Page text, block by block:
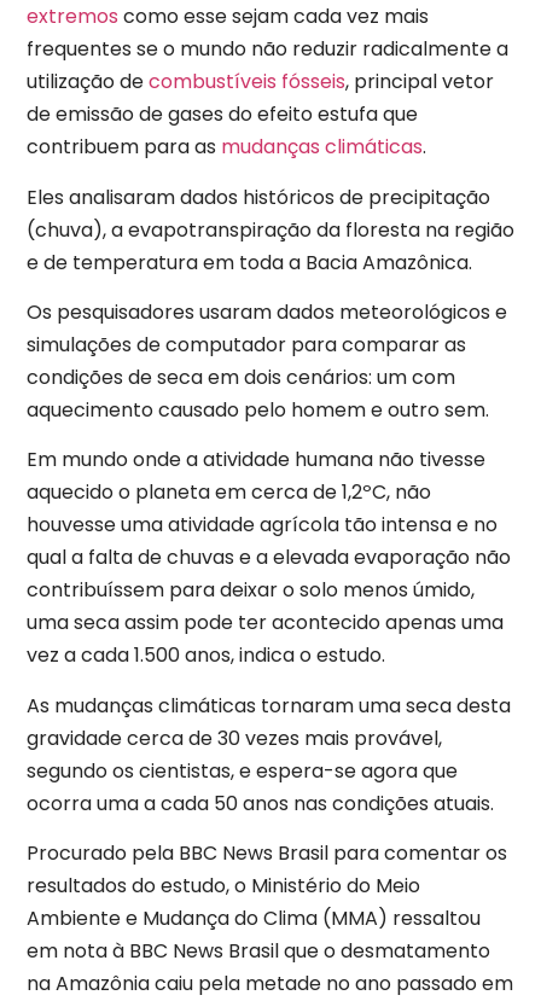
extremos como esse sejam cada vez mais
frequentes se o mundo não reduzir radicalmente a
utilização decombustíveis fósseis, principal vetor
de emissão de gases do efeito estufa que
contribuem para as mudanças climáticas.
Eles analisaram dados históricos de precipitação
(chuva), a evapotranspiração da floresta na região
e de temperatura em toda a Bacia Amazônica.
Os pesquisadores usaram dados meteorológicos e
simulações de computador para comparar as
condições de seca em dois cenários: um com
aquecimento causado pelo homem e outro sem.
Em mundo onde a atividade humana não tivesse
aquecido o planeta em cerca de 1,2ºC, não
houvesse uma atividade agrícola tão intensa e no
qual a falta de chuvas e a elevada evaporação não
contribuíssem para deixar o solo menos úmido,
uma seca assim pode ter acontecido apenas uma
vez a cada 1.500 anos, indica o estudo.
As mudanças climáticas tornaram uma seca desta
gravidade cerca de 30 vezes mais provável,
segundo os cientistas, e espera-se agora que
ocorra uma a cada 50 anos nas condições atuais.
Procurado pela BBC News Brasil para comentar os
resultados do estudo, o Ministério do Meio
Ambiente e Mudança do Clima (MMA) ressaltou
em nota à BBC News Brasil que o desmatamento
na Amazônia caiu pela metade no ano passado em